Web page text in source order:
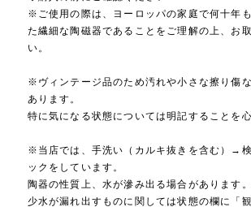
※ご使用の際は、ヨーロッパの家庭で何十年
た繊細な陶磁器であることをご理解の上、お
い。
※ヴィンテージ品のため汚れや小さな擦り傷
あります。
特に気になる状態については明記することを
※当店では、手洗い（カルキ抜きを含む）→
ックをしています。
陶器の性質上、水が滲み出る場合があります
少水が漏れ出すものに関しては状態の欄に「